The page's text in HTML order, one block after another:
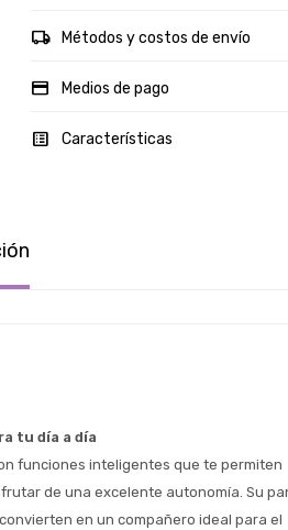
Métodos y costos de envío
Medios de pago
Características
tu día a día
funciones inteligentes que te permiten
de una excelente autonomía. Su
en un compañero ideal para el
a